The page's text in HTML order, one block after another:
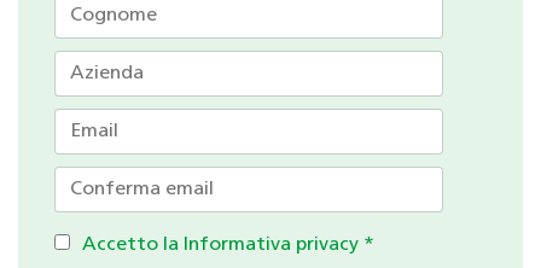
Accetto la Informativa privacy *